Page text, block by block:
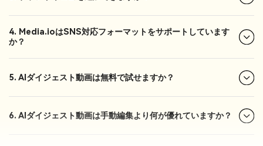
4. Media.ioはSNS対応フォーマットをサポートしています
か？
5. AIダイジェスト動画は無料で試せますか？
6. AIダイジェスト動画は手動編集より何が優れていますか？